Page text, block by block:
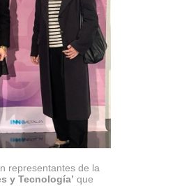
representantes de la
y Tecnología’ que